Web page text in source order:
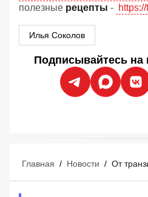
полезные рецепты -
Илья Соколов
Подписывайтесь на
Главная / Новости /